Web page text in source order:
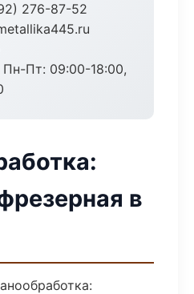
276-87-52
Пн-Пт: 09:00-18:00,
в